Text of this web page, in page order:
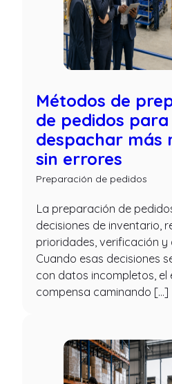
Métodos de
de pedidos para
despachar más
sin errores
Preparación de pedidos
La preparación de
decisiones de inventario,
prioridades, verificación y
Cuando esas decisiones
con datos incompletos, el
compensa caminando […]